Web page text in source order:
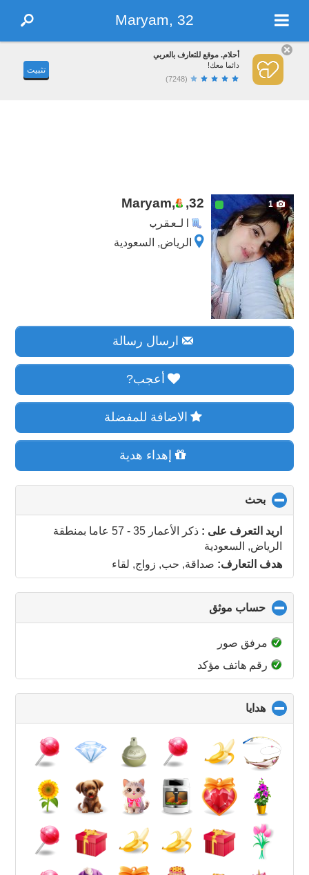
Maryam, 32
أحلام. موقع للتعارف بالعربي
دائما معك!
(7248)
تثبيت
1
Maryam, ,32
العقرب
الرياض, السعودية
ارسال رسالة
أعجب?
الاضافة للمفضلة
إهداء هدية
بحث
to
collapse
contents
اريد التعرف على :ذكر الأعمار 35 - 57 عاما
بمنطقة
الرياض, السعودية
هدف التعارف: صداقة, حب, زواج, لقاء
حساب موثق
to
مرفق صور
رقم هاتف مؤكد
هدايا
to
contents